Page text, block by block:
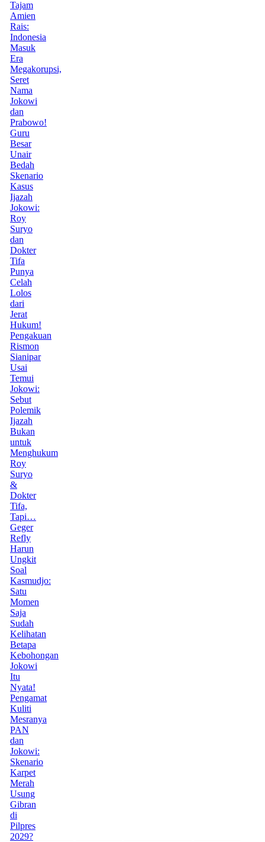
Tajam
Amien
Rais:
Indonesia
Masuk
Era
Megakorupsi,
Seret
Nama
Jokowi
dan
Prabowo!
Guru
Besar
Unair
Bedah
Skenario
Kasus
Ijazah
Jokowi:
Roy
Suryo
dan
Dokter
Tifa
Punya
Celah
Lolos
dari
Jerat
Hukum!
Pengakuan
Rismon
Sianipar
Usai
Temui
Jokowi:
Sebut
Polemik
Ijazah
Bukan
untuk
Menghukum
Roy
Suryo
&
Dokter
Tifa,
Tapi…
Geger
Refly
Harun
Ungkit
Soal
Kasmudjo:
Satu
Momen
Saja
Sudah
Kelihatan
Betapa
Kebohongan
Jokowi
Itu
Nyata!
Pengamat
Kuliti
Mesranya
PAN
dan
Jokowi:
Skenario
Karpet
Merah
Usung
Gibran
di
Pilpres
2029?